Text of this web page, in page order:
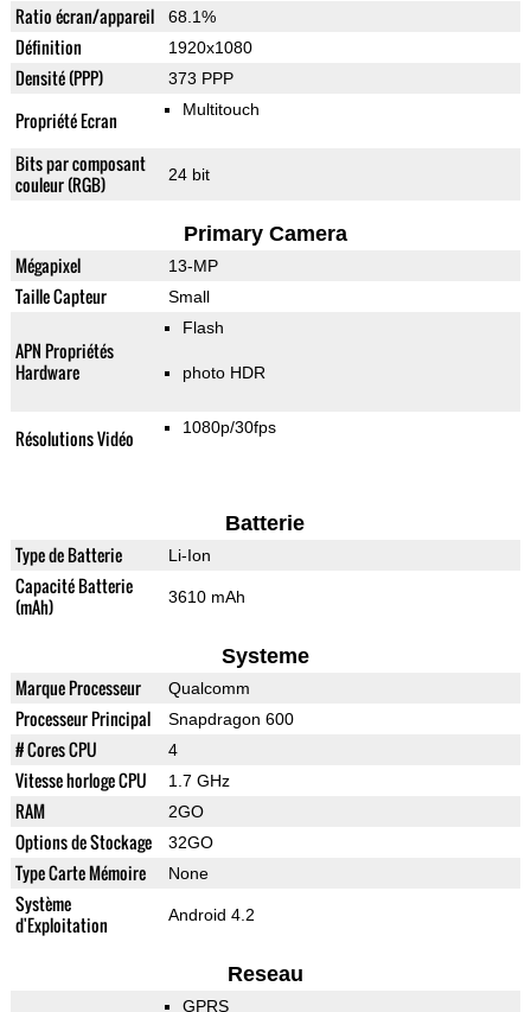
Ratio écran/appareil 68.1%
Définition 1920x1080
Densité (PPP) 373 PPP
Propriété Ecran Multitouch
Bits par composant
couleur (RGB)
24 bit
Primary Camera
Mégapixel 13-MP
Taille Capteur Small
APN Propriétés
Hardware
Flash
photo HDR
Résolutions Vidéo 1080p/30fps
Batterie
Type de Batterie Li-Ion
Capacité Batterie
(mAh)
3610 mAh
Systeme
Marque Processeur Qualcomm
Processeur Principal Snapdragon 600
# Cores CPU 4
Vitesse horloge CPU 1.7 GHz
RAM 2GO
Options de Stockage 32GO
Type Carte Mémoire None
Système
d'Exploitation
Android 4.2
Reseau
GPRS